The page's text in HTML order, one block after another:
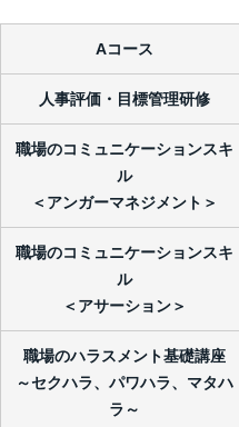
Aコース
人事評価・目標管理研修
職場のコミュニケーションスキ
ル
＜アンガーマネジメント＞
職場のコミュニケーションスキ
ル
＜アサーション＞
職場のハラスメント基礎講座
～セクハラ、パワハラ、マタハ
ラ～